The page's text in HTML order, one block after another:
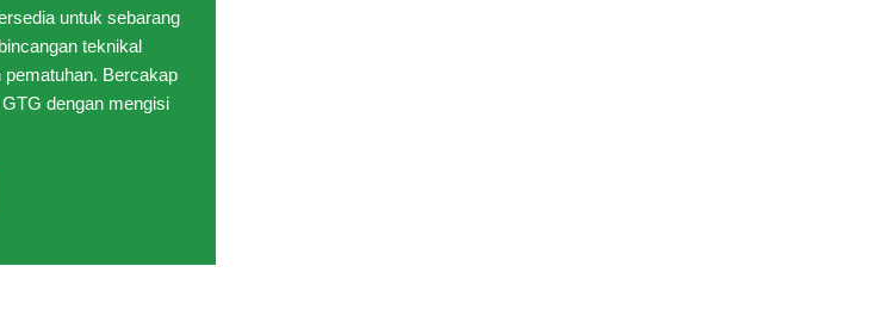
untuk sebarang
teknikal
pematuhan. Bercakap
dengan mengisi